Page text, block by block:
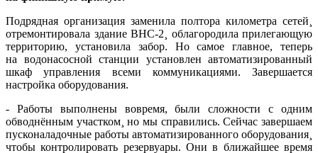
Подрядная организация заменила полтора километра сетей¸
отремонтировала здание ВНС-2¸ облагородила прилегающую
территорию, установила забор. Но самое главное, теперь
на водонасосной станции установлен автоматизированный
шкаф управления всеми коммуникациями. Завершается
настройка оборудования.
- Работы выполнены вовремя, были сложности с одним
обводнённым участком¸ но мы справились. Сейчас завершаем
пусконаладочные работы автоматизированного оборудования¸
чтобы контролировать резервуары. Они в ближайшее время